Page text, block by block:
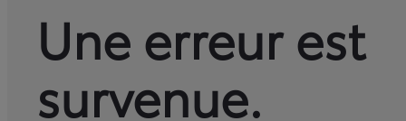
Une erreur est
survenue.